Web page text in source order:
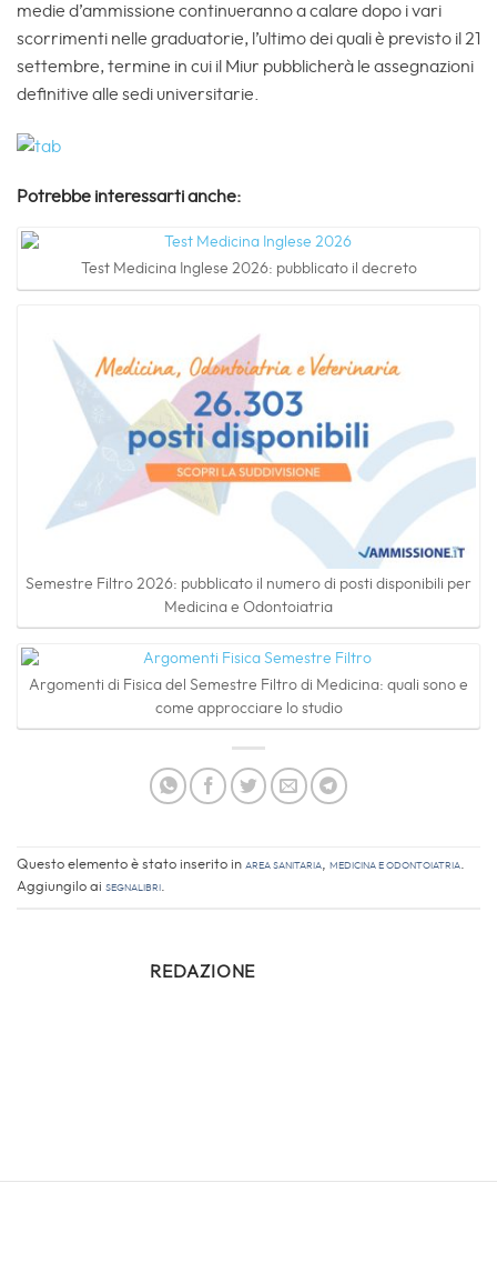
medie d’ammissione continueranno a calare dopo i vari
scorrimenti nelle graduatorie, l’ultimo dei quali è previsto il 21
settembre, termine in cui il Miur pubblicherà le assegnazioni
definitive alle sedi universitarie.
Potrebbe interessarti anche:
Test Medicina Inglese 2026: pubblicato il decreto
Semestre Filtro 2026: pubblicato il numero di posti disponibili per
Medicina e Odontoiatria
Argomenti di Fisica del Semestre Filtro di Medicina: quali sono e
come approcciare lo studio
Questo elemento è stato inserito in Area sanitaria, Medicina e Odontoiatria.
Aggiungilo ai segnalibri.
REDAZIONE